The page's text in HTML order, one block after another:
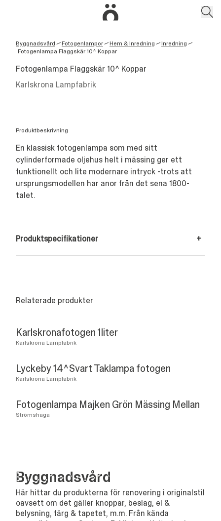
Byggnadsvård /Fotogenlampor/Hem & Inredning /Inredning /
Fotogenlampa Flaggskär 10^ Koppar
Fotogenlampa Flaggskär 10^ Koppar
Karlskrona Lampfabrik
Produktbeskrivning
En klassisk fotogenlampa som med sitt
cylinderformade oljehus helt i mässing ger ett
funktionellt och lite modernare intryck -trots att
ursprungsmodellen har anor från det sena 1800-
talet.
Produktspecifikationer +
Relaterade produkter
Karlskronafotogen 1liter
Karlskrona Lampfabrik
Lyckeby 14^Svart Taklampa fotogen
Karlskrona Lampfabrik
Fotogenlampa Majken Grön Mässing Mellan
Strömshaga
Bygg­nads­vård
Här hittar du produkterna för renovering i originalstil
oavsett om det gäller knoppar, beslag, el &
belysning, färg & tapetet, m.m. Från kända